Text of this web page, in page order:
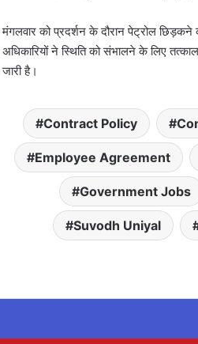
मंगलवार को प्रदर्शन के दौरान पेट्रोल
अधिकारियों ने स्थिति को संभालने के लिए
जारी है।
Contract Policy
Employee Agreement
Government Jobs
Suvodh Uniyal